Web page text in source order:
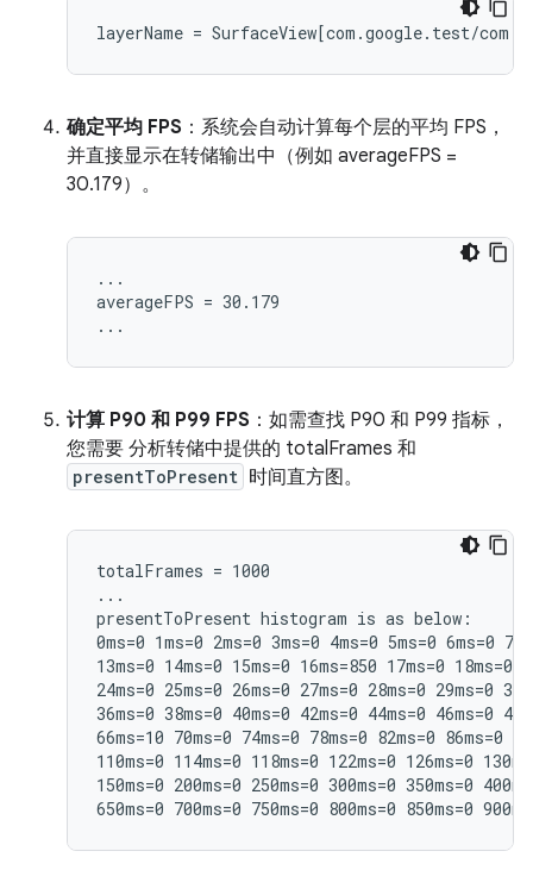
确定平均 FPS ：系统会自动计算每个层的平均 FPS，
并直接显示在转储输出中（例如 averageFPS =
30.179）。
...
averageFPS = 30.179
计算 P90 和 P99 FPS ：如需查找 P90 和 P99 指标，
您需要 分析转储中提供的 totalFrames 和
presentToPresent 时间直方图。
totalFrames = 1000
...
presentToPresent histogram is as below:
0ms=0 1ms=0 2ms=0 3ms=0 4ms=0 5ms=0 6ms=0
13ms=0 14ms=0 15ms=0 16ms=850 17ms=0 18ms=0
24ms=0 25ms=0 26ms=0 27ms=0 28ms=0 29ms=0
36ms=0 38ms=0 40ms=0 42ms=0 44ms=0 46ms=0
66ms=10 70ms=0 74ms=0 78ms=0 82ms=0 86ms=0
110ms=0 114ms=0 118ms=0 122ms=0 126ms=0
150ms=0 200ms=0 250ms=0 300ms=0 350ms=0